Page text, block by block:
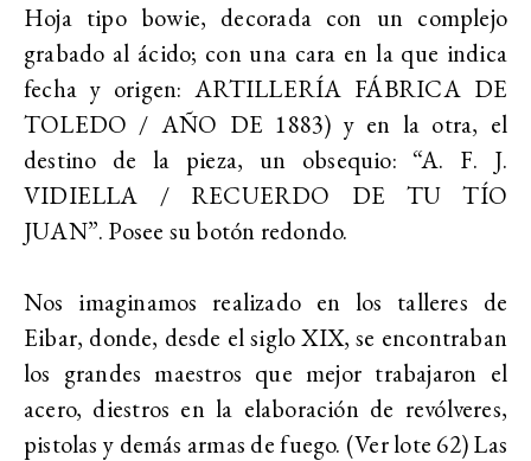
Hoja tipo bowie, decorada con un complejo
grabado al ácido; con una cara en la que indica
fecha y origen: ARTILLERÍA FÁBRICA DE
TOLEDO / AÑO DE 1883) y en la otra, el
destino de la pieza, un obsequio: “A. F. J.
VIDIELLA / RECUERDO DE TU TÍO
JUAN”. Posee su botón redondo.
Nos imaginamos realizado en los talleres de
Eibar, donde, desde el siglo XIX, se encontraban
los grandes maestros que mejor trabajaron el
acero, diestros en la elaboración de revólveres,
pistolas y demás armas de fuego. (Ver lote 62) Las